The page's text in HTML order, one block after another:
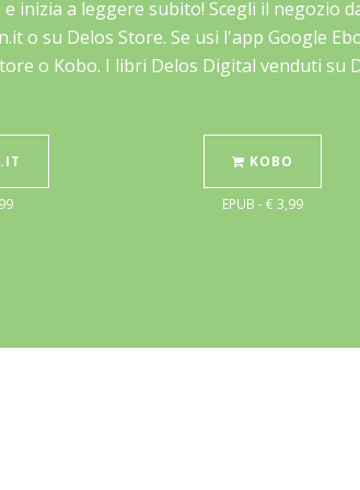
inizia a leggere subito! Scegli il negozio
o su Delos Store. Se usi l'app Google
o Kobo. I libri Delos Digital venduti su
KOBO
EPUB - € 3,99